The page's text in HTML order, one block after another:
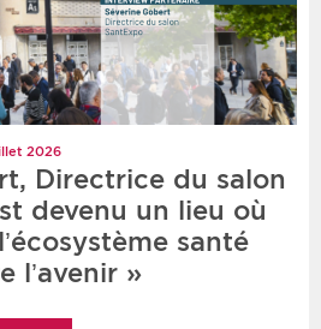
2026
Directrice du salon
devenu un lieu où
santé
l’avenir »